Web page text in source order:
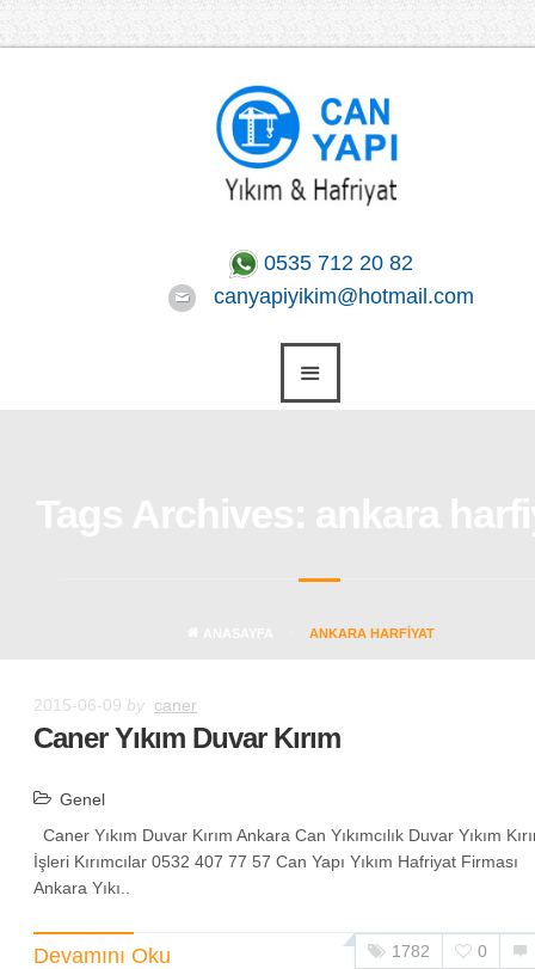
0535 712 20 82
canyapiyikim@hotmail.com
ANKARA HARFIYAT
2015-06-09 by caner
Caner Yıkım Duvar Kırım
Genel
Caner Yıkım Duvar Kırım Ankara Can Yıkımcılık Duvar Yıkım
İşleri Kırımcılar 0532 407 77 57 Can Yapı Yıkım Hafriyat Firması
Ankara Yıkı..
Devamını Oku 1782 0